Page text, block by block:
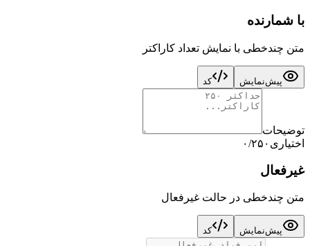
با شمارنده
متن چندخطی با نمایش تعداد کاراکتر
پیش‌نمایش کد
توضیحات
اختیاری ۰/۲۵۰
غیرفعال
متن چندخطی در حالت غیرفعال
پیش‌نمایش کد